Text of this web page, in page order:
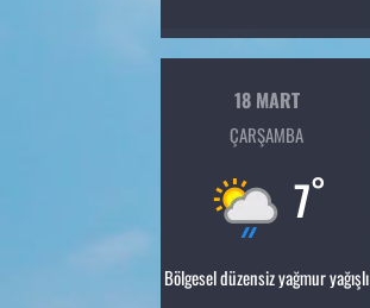
18 MART
ÇARŞAMBA
7°
Bölgesel düzensiz yağmur yağışlı